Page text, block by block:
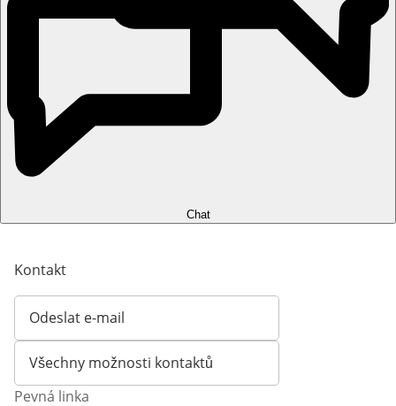
Chat
Kontakt
Odeslat e-mail
Otevírá e-mailového klienta
Všechny možnosti kontaktů
Pevná linka